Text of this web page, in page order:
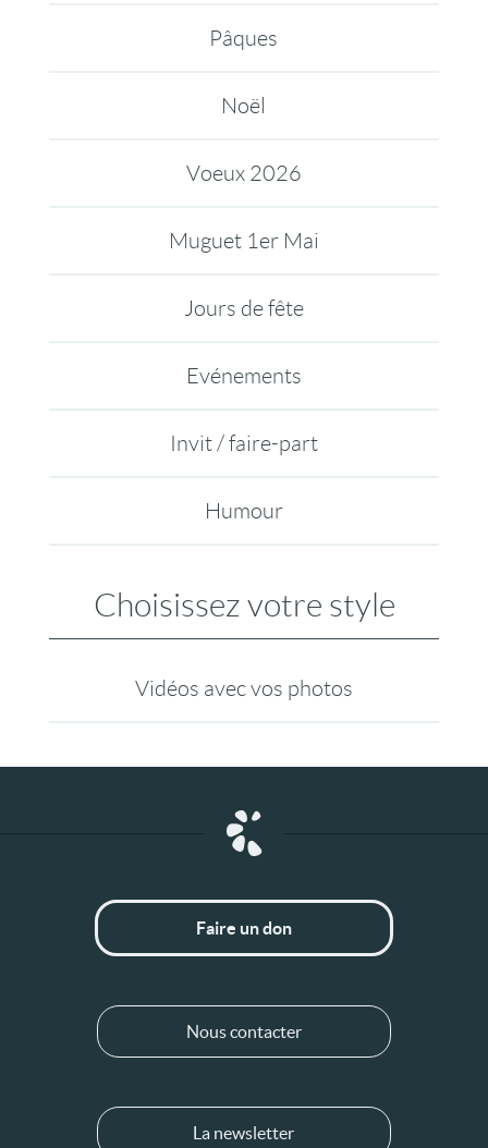
Pâques
Noël
Voeux 2026
Muguet 1er Mai
Jours de fête
Evénements
Invit / faire-part
Humour
Choisissez votre style
Vidéos avec vos photos
Faire un don
Nous contacter
La newsletter